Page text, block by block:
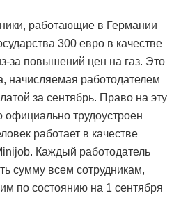
работающие в Германии
300 евро в качестве
за повышений цен на газ. Это
начисляемая работодателем
за сентябрь. Право на эту
трудоустроен
работает в качестве
Каждый работодатель
сумму всем сотрудникам,
по состоянию на 1 сентября